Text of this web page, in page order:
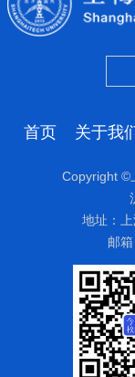
首页 关于我
Copyright ©
地址：
邮